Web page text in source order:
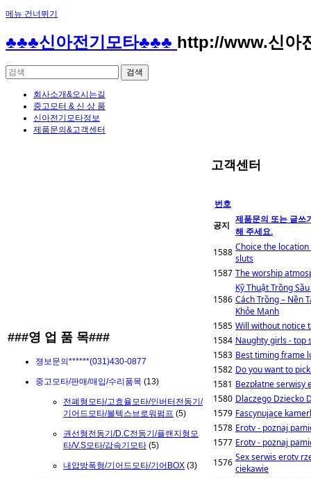
메뉴 건너뛰기
♣♣♣신아전기모타♣♣♣ http://www.신아
회사소개&오시는길
중고모터 & 신 상 품
신아전기모타정보
제품문의&고객센터
###영 업 품 목###
졍보문의******(031)430-0877
중고모타/판매/매입/수리품목 (13)
전폐형모타/고효율모타/인버터전동기/
기어드모타/볼텍스브로워펌프 (5)
권선형전동기/D.C전동기/플랜지형모
타/V.S모타/감속기모타 (5)
내압방폭형/기어드모타/기어BOX (3)
고객센터
번호
공지
제품문의 또는 글쓰
해 주세요.
1588 Choice the
sluts
1587 The worship
1586
Kỹ Thuật Trồng
Cách Trồng – Nền
Khỏe Mạnh
1585 Will without notice
1584 Naughty girls - top
1583 Best timing frame
1582 Do you want to
1581 Bezpłatne
1580 Dlaczego Dziecko
1579 Fascynujące
1578 Erotv - poznaj
1577 Erotv - poznaj
1576 Sex serwis erotv
ciekawie